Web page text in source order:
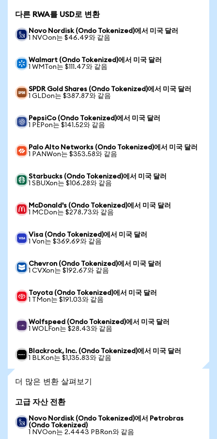
다른 RWA를 USD로 변환
Novo Nordisk (Ondo Tokenized)에서 미국 달러
1 NVOon는 $46.49와 같음
Walmart (Ondo Tokenized)에서 미국 달러
1 WMTon는 $111.47와 같음
SPDR Gold Shares (Ondo Tokenized)에서 미국 달러
1 GLDon는 $387.87와 같음
PepsiCo (Ondo Tokenized)에서 미국 달러
1 PEPon는 $141.52와 같음
Palo Alto Networks (Ondo Tokenized)에서 미국 달러
1 PANWon는 $353.58와 같음
Starbucks (Ondo Tokenized)에서 미국 달러
1 SBUXon는 $106.28와 같음
McDonald's (Ondo Tokenized)에서 미국 달러
1 MCDon는 $278.73와 같음
Visa (Ondo Tokenized)에서 미국 달러
1 Von는 $369.69와 같음
Chevron (Ondo Tokenized)에서 미국 달러
1 CVXon는 $192.67와 같음
Toyota (Ondo Tokenized)에서 미국 달러
1 TMon는 $191.03와 같음
Wolfspeed (Ondo Tokenized)에서 미국 달러
1 WOLFon는 $28.43와 같음
Blackrock, Inc. (Ondo Tokenized)에서 미국 달러
1 BLKon는 $1,135.83와 같음
더 많은 변환 살펴보기
고급 자산 전환
Novo Nordisk (Ondo Tokenized)에서 Petrobras
(Ondo Tokenized)
1 NVOon는 2.4443 PBRon와 같음